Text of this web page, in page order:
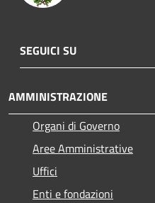
SEGUICI SU
AMMINISTRAZIONE
Organi di Governo
Aree Amministrative
Uffici
Enti e fondazioni